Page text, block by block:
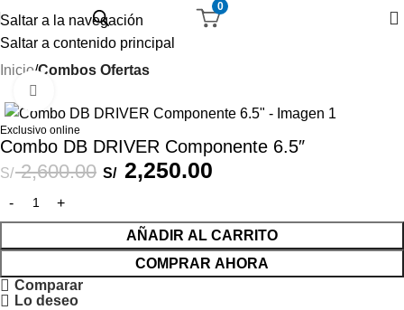
Saltar a la navegación
Saltar a contenido principal
0
Inicio Combos Ofertas
Exclusivo online
Combo DB DRIVER Componente 6.5″
S/2,600.00 S/ 2,250.00
AÑADIR AL CARRITO
COMPRAR AHORA
Comparar
Lo deseo